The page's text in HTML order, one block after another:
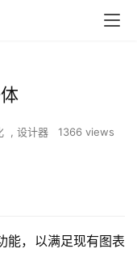
, 设计器 1366 views
能，以满足现有图表